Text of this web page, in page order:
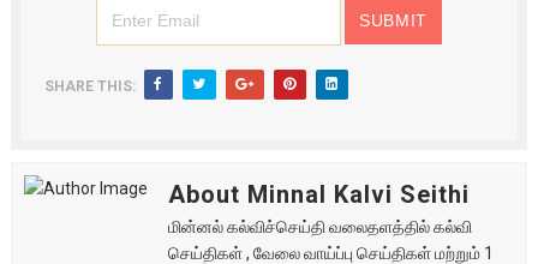
SHARE THIS:
About Minnal Kalvi Seithi
மின்னல் கல்விச்செய்தி வலைதளத்தில் கல்வி
செய்திகள் , வேலை வாய்ப்பு செய்திகள் மற்றும் 1